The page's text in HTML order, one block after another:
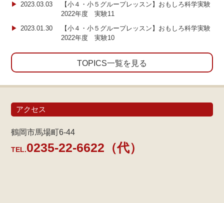
2023.03.03
【小４・小５グループレッスン】おもしろ科学実験
2022年度 実験11
2023.01.30
【小４・小５グループレッスン】おもしろ科学実験
2022年度 実験10
TOPICS一覧を見る
アクセス
鶴岡市馬場町6-44
TEL.0235-22-6622（代）